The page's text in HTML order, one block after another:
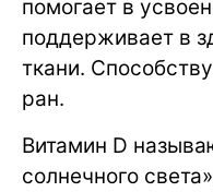
помогает в
поддерживает в
ткани.
ран.
Витамин D
солнечного